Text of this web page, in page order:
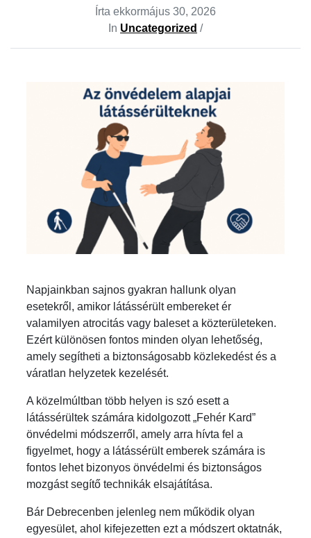
Írta ekkormájus 30, 2026
In Uncategorized /
Napjainkban sajnos gyakran hallunk olyan
esetekről, amikor látássérült embereket ér
valamilyen atrocitás vagy baleset a közterületeken.
Ezért különösen fontos minden olyan lehetőség,
amely segítheti a biztonságosabb közlekedést és a
váratlan helyzetek kezelését.
A közelmúltban több helyen is szó esett a
látássérültek számára kidolgozott „Fehér Kard”
önvédelmi módszerről, amely arra hívta fel a
figyelmet, hogy a látássérült emberek számára is
fontos lehet bizonyos önvédelmi és biztonságos
mozgást segítő technikák elsajátítása.
Bár Debrecenben jelenleg nem működik olyan
egyesület, ahol kifejezetten ezt a módszert oktatnák,